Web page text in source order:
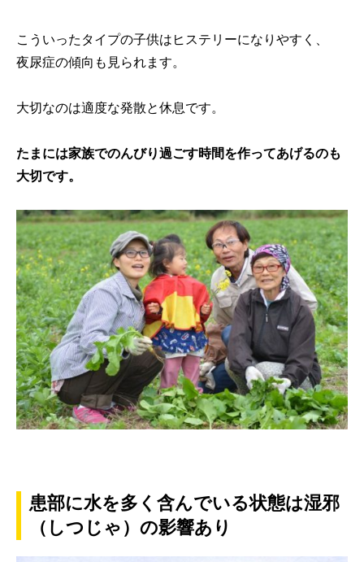
こういったタイプの子供はヒステリーになりやすく、
夜尿症の傾向も見られます。
大切なのは適度な発散と休息です。
たまには家族でのんびり過ごす時間を作ってあげるのも
大切です。
患部に水を多く含んでいる状態は湿邪
（しつじゃ）の影響あり